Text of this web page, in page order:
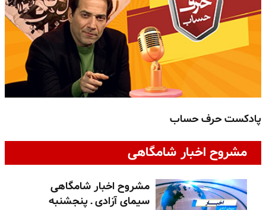
پادکست حرف حساب
مشروح اخبار شامگاهی
مشروح اخبار شامگاهی
سیمای آزادی ـ پنجشنبه